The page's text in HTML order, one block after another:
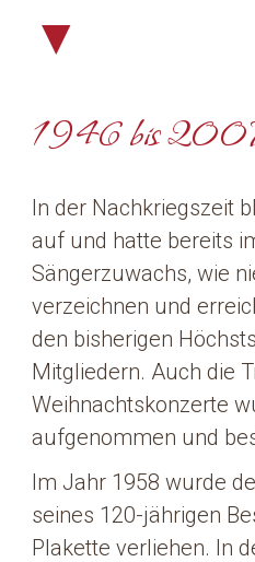
▼
1946 bis
In der Nachkriegszeit
auf und hatte bereits
Sängerzuwachs, wie
verzeichnen und
den bisherigen
Mitgliedern. Auch die
Weihnachtskonzerte
aufgenommen und
Im Jahr 1958 wurde
seines 120-jährigen
Plakette verliehen. In